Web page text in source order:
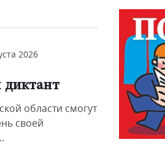
2026
области смогут
своей